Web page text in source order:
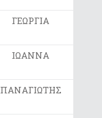
ΓΕΩΡΓΙΑ
ΙΩΑΝΝΑ
ΠΑΝΑΓΙΩΤΗΣ